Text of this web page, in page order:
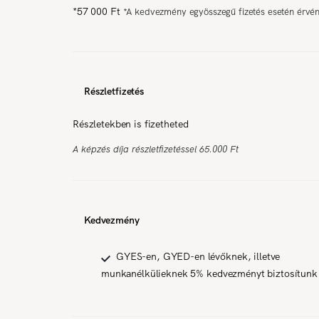
*57 000 Ft *A kedvezmény egyösszegű fizetés esetén
Részletfizetés
Részletekben is fizetheted
A képzés díja részletfizetéssel 65.000 Ft
Kedvezmény
GYES-en, GYED-en lévőknek, illetve
munkanélkülieknek 5% kedvezményt biztosítunk